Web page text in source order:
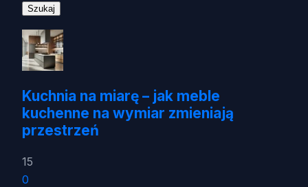
Kuchnia na miarę – jak meble
kuchenne na wymiar zmieniają
przestrzeń
15
0